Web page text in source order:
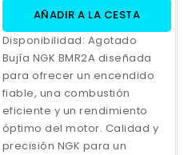
AÑADIR A LA CESTA
Disponibilidad: Agotado
Bujía NGK BMR2A diseñada
para ofrecer un encendido
fiable, una combustión
eficiente y un rendimiento
óptimo del motor. Calidad y
precisión NGK para un